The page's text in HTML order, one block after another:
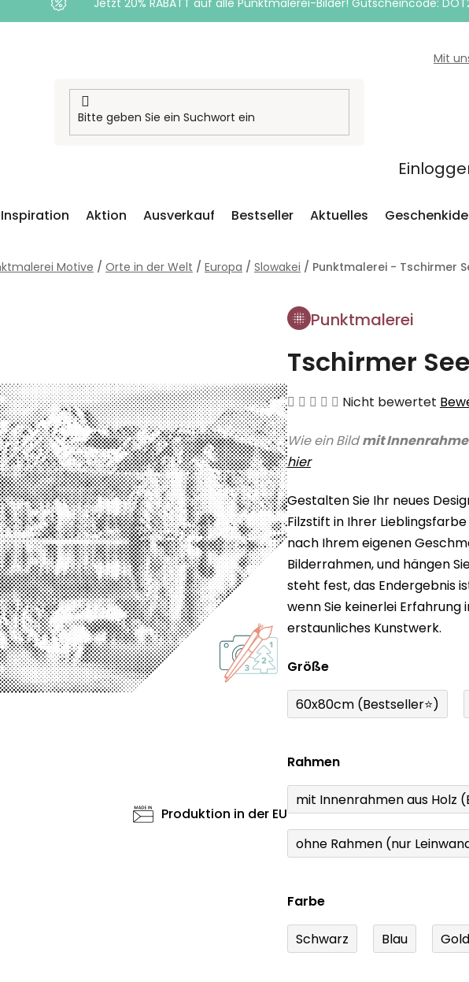
Jetzt 20% RABATT auf alle Punktmalerei-Bilder! Gutscheincode:
Mit
Inspiration Aktion Ausverkauf Bestseller Aktuelles
Motive / Orte in der Welt / Europa / Slowakei / Punktmalerei - Tschirmer
Punktmalerei
Tschirmer See
Die
Produktbewertung
von
5
Sternen.
Nicht bewertet
Wie ein Bildmit
hier
Gestalten Sie Ihr neues
Filzstift in Ihrer
nach Ihrem eigenen
Bilderrahmen, und hängen
steht fest, das Endergebnis
wenn Sie keinerlei
erstaunliches Kunstwerk.
Größe
60x80cm (Bestseller⭐)
Rahmen
mit Innenrahmen aus Holz
ohne Rahmen (nur
Farbe
Schwarz Blau
Produktion in der EU